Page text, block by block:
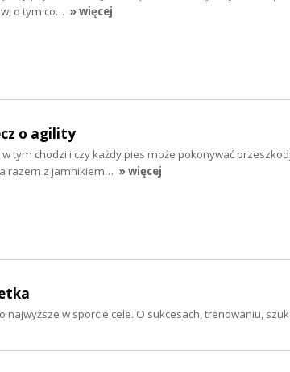
o tym co… » więcej
o agility
tym chodzi i czy każdy pies może pokonywać
razem z jamnikiem… » więcej
najwyższe w sporcie cele. O sukcesach, trenowaniu,